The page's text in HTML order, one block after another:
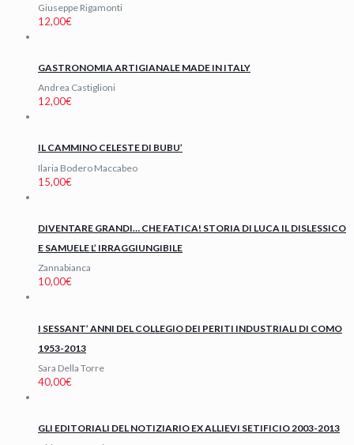
Giuseppe Rigamonti
12,00€
GASTRONOMIA ARTIGIANALE MADE IN ITALY
Andrea Castiglioni
12,00€
IL CAMMINO CELESTE DI BUBU’
Ilaria Bodero Maccabeo
15,00€
DIVENTARE GRANDI… CHE FATICA! STORIA DI LUCA IL DISLESSICO
E SAMUELE L’ IRRAGGIUNGIBILE
Zannabianca
10,00€
I SESSANT’ ANNI DEL COLLEGIO DEI PERITI INDUSTRIALI DI COMO
1953-2013
Sara Della Torre
40,00€
GLI EDITORIALI DEL NOTIZIARIO EX ALLIEVI SETIFICIO 2003-2013